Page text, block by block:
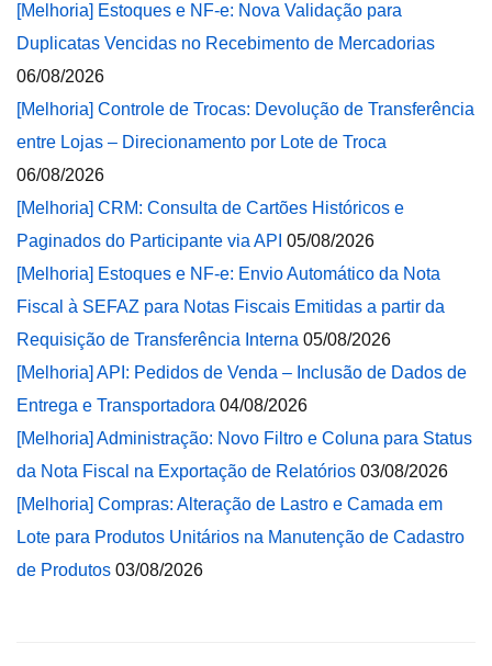
[Melhoria] Estoques e NF-e: Nova Validação para
Duplicatas Vencidas no Recebimento de Mercadorias
06/08/2026
[Melhoria] Controle de Trocas: Devolução de Transferência
entre Lojas – Direcionamento por Lote de Troca
06/08/2026
[Melhoria] CRM: Consulta de Cartões Históricos e
Paginados do Participante via API 05/08/2026
[Melhoria] Estoques e NF-e: Envio Automático da Nota
Fiscal à SEFAZ para Notas Fiscais Emitidas a partir da
Requisição de Transferência Interna 05/08/2026
[Melhoria] API: Pedidos de Venda – Inclusão de Dados de
Entrega e Transportadora 04/08/2026
[Melhoria] Administração: Novo Filtro e Coluna para Status
da Nota Fiscal na Exportação de Relatórios 03/08/2026
[Melhoria] Compras: Alteração de Lastro e Camada em
Lote para Produtos Unitários na Manutenção de Cadastro
de Produtos 03/08/2026